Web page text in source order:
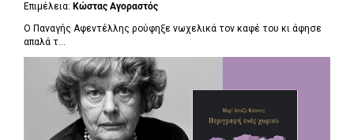
Επιμέλεια: Κώστας Αγοραστός
Ο Παναγής Αφεντέλλης ρούφηξε νωχελικά τον καφέ του κι άφησε
απαλά τ...